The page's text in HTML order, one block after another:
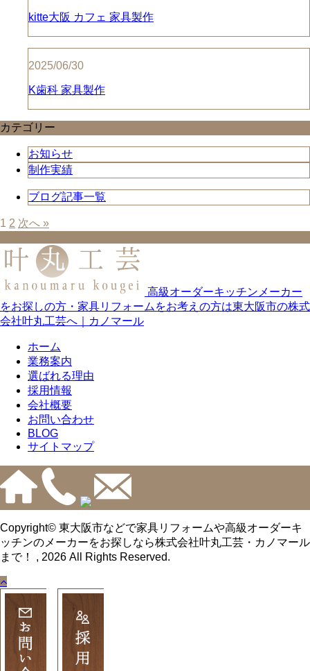
kitte大阪 カフェ 家具製作
2025/06/30
K歯科 家具製作
カテゴリー
お知らせ
制作実績
ブログ記事一覧
1 2 次へ »
高級オーダーキッチンメーカー
をお探しの方・家具リフォームをお考えの方は東大阪市の株式
会社叶丸工芸へ｜カノマール
ホーム
業務案内
選ばれる理由
採用情報
会社概要
お問い合わせ
BLOG
サイトマップ
Copyright© 東大阪市などで家具リフォームや高級オーダーキ
ッチンのメーカーをお探しなら株式会社叶丸工芸・カノマール
まで！ , 2026 All Rights Reserved.